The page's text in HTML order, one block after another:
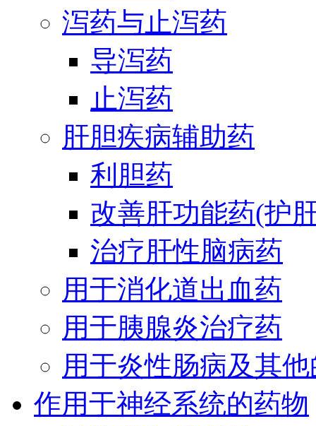
泻药与止泻药
导泻药
止泻药
肝胆疾病辅助药
利胆药
改善肝功能药(护
治疗肝性脑病药
用于消化道出血药
用于胰腺炎治疗药
用于炎性肠病及其
作用于神经系统的药物